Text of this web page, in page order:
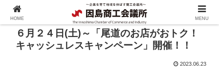
６月２４日(土)～「尾道のお店がおトク！
キャッシュレスキャンペーン」開催！！
2023.06.23
HOME MENU